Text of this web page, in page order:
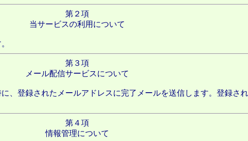
第２項
当サービスの利用について
第３項
メール配信サービスについて
、登録されたメールアドレスに完了メールを送信します。登録さ
第４項
情報管理について